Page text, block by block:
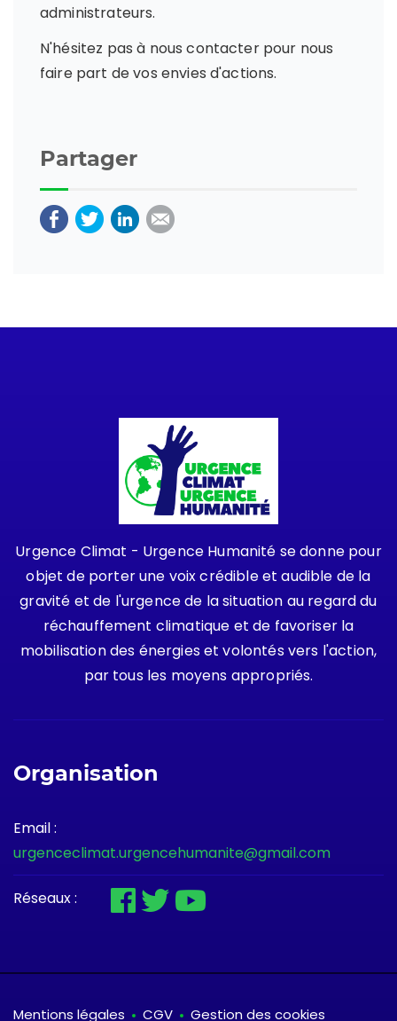
administrateurs.
N'hésitez pas à nous contacter pour nous
faire part de vos envies d'actions.
Partager
Urgence Climat - Urgence Humanité se donne pour
objet de porter une voix crédible et audible de la
gravité et de l'urgence de la situation au regard du
réchauffement climatique et de favoriser la
mobilisation des énergies et volontés vers l'action,
par tous les moyens appropriés.
Organisation
Email :
urgenceclimat.urgencehumanite@gmail.com
Réseaux :
Mentions légales CGV Gestion des cookies